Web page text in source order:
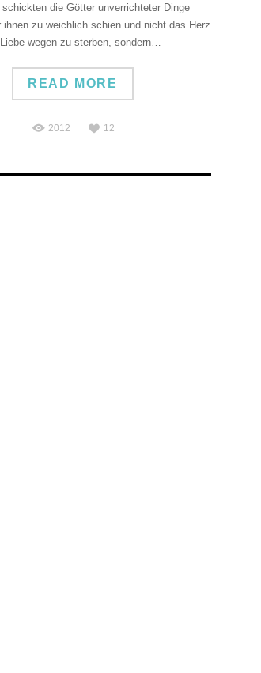
schickten die Götter unverrichteter Dinge
ihnen zu weichlich schien und nicht das Herz
wegen zu sterben, sondern…
READ MORE
2012 12